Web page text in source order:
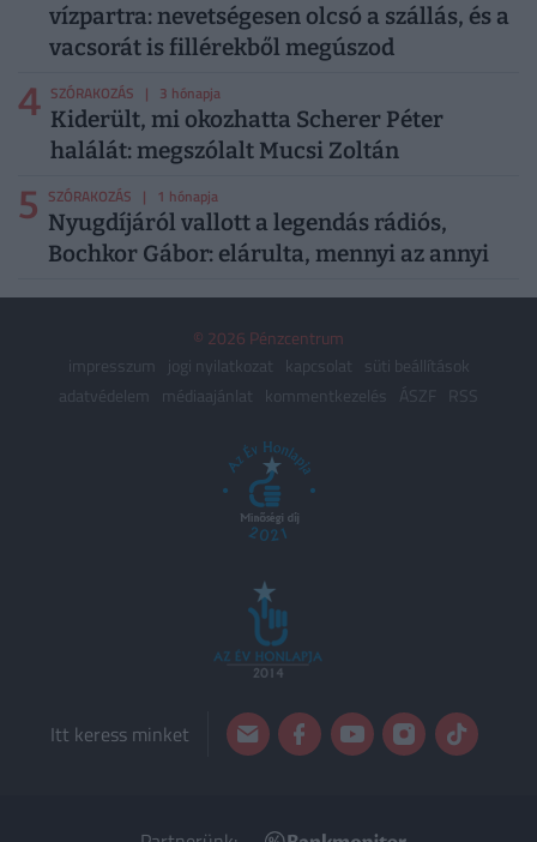
vízpartra: nevetségesen olcsó a szállás, és a
vacsorát is fillérekből megúszod
4 SZÓRAKOZÁS | 3 hónapja
Kiderült, mi okozhatta Scherer Péter
halálát: megszólalt Mucsi Zoltán
5 SZÓRAKOZÁS | 1 hónapja
Nyugdíjáról vallott a legendás rádiós,
Bochkor Gábor: elárulta, mennyi az annyi
© 2026 Pénzcentrum
impresszum
jogi nyilatkozat kapcsolat
süti beállítások
adatvédelem
médiaajánlat kommentkezelés ÁSZF RSS
Itt keress minket